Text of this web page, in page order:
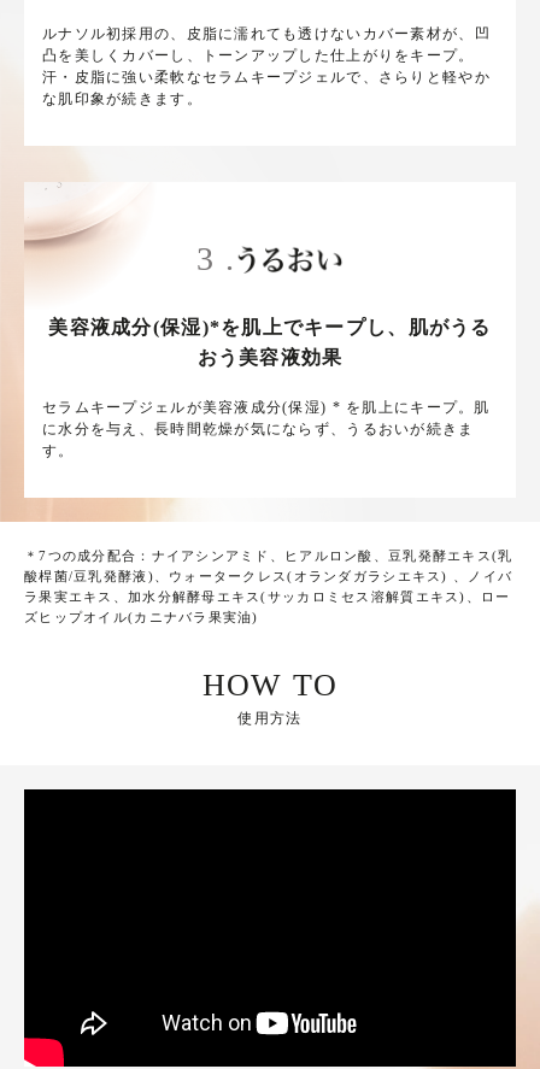
ルナソル初採用の、皮脂に濡れても透けないカバー素材が、凹
凸を美しくカバーし、トーンアップした仕上がりをキープ。
汗・皮脂に強い柔軟なセラムキープジェルで、さらりと軽やか
な肌印象が続きます。
3 .
美容液成分(保湿)*を肌上でキープし、肌がうる
おう美容液効果
セラムキープジェルが美容液成分(保湿) * を肌上にキープ。肌
に水分を与え、長時間乾燥が気にならず、うるおいが続きま
す。
＊7つの成分配合：ナイアシンアミド、ヒアルロン酸、豆乳発酵エキス(乳
酸桿菌/豆乳発酵液)、ウォータークレス(オランダガラシエキス) 、ノイバ
ラ果実エキス、加水分解酵母エキス(サッカロミセス溶解質エキス)、ロー
ズヒップオイル(カニナバラ果実油)
HOW TO
使用方法